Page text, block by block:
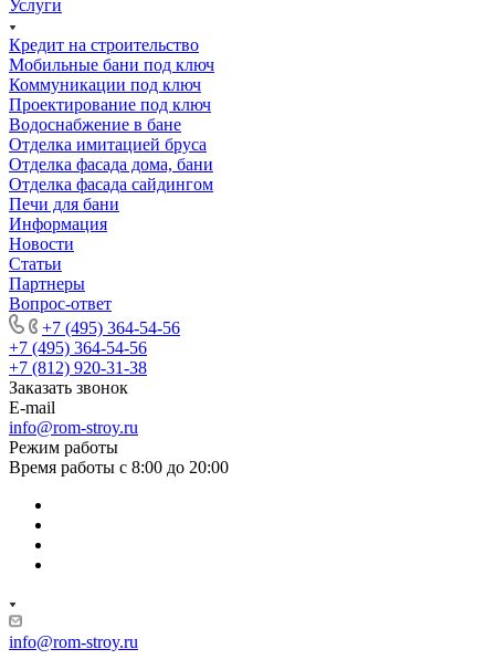
Услуги
Кредит на строительство
Мобильные бани под ключ
Коммуникации под ключ
Проектирование под ключ
Водоснабжение в бане
Отделка имитацией бруса
Отделка фасада дома, бани
Отделка фасада сайдингом
Печи для бани
Информация
Новости
Статьи
Партнеры
Вопрос-ответ
+7 (495) 364-54-56
+7 (495) 364-54-56
+7 (812) 920-31-38
Заказать звонок
E-mail
info@rom-stroy.ru
Режим работы
Время работы с 8:00 до 20:00
info@rom-stroy.ru